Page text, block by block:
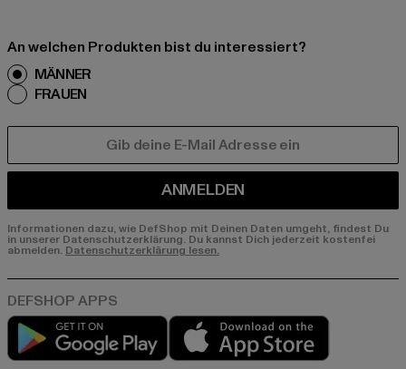
An welchen Produkten bist du interessiert?
MÄNNER
FRAUEN
ANMELDEN
Informationen dazu, wie DefShop mit Deinen Daten umgeht, findest Du
in unserer Datenschutzerklärung. Du kannst Dich jederzeit kostenfei
abmelden. Datenschutzerklärung lesen.
Play market